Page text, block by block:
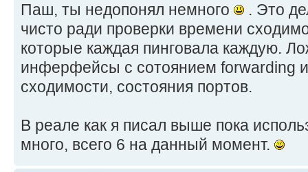
Паш, ты недопонял немного
. Это
чисто ради проверки времени
которые каждая пинговала каждую.
инферфейсы с сотоянием forwarding
сходимости, состояния портов.
В реале как я писал выше пока
много, всего 6 на данный момент.